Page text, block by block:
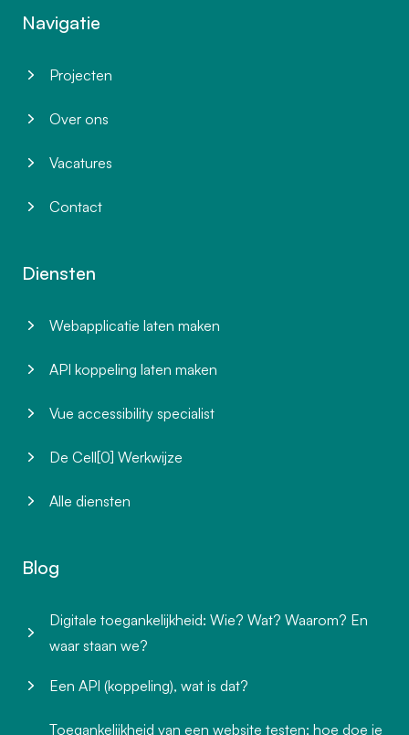
Navigatie
Projecten
Over ons
Vacatures
Contact
Diensten
Webapplicatie laten maken
API koppeling laten maken
Vue accessibility specialist
De Cell[0] Werkwijze
Alle diensten
Blog
Digitale toegankelijkheid: Wie? Wat? Waarom? En
waar staan we?
Een API (koppeling), wat is dat?
Toegankelijkheid van een website testen: hoe doe je